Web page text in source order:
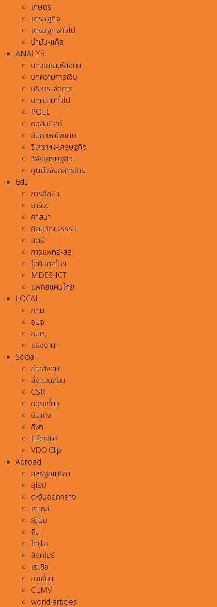
เกษตร
เศรษฐกิจ
เศรษฐกิจทั่วไป
น้ำมัน-แก๊ส
ANALYS
บทวิเคราะห์สังคม
บทความการเงิน
บริหาร-จัดการ
บทความทั่วไป
POLL
คอลัมนิสต์
สัมภาษณ์พิเศษ
วิเคราะห์-เศรษฐกิจ
วิจัยเศรษฐกิจ
ศูนย์วิจัยกสิกรไทย
Edu
การศึกษา
อาชีวะ
ศาสนา
ศิลปวัฒนธรรม
สตรี
การแพทย์-สธ
ไอที-เทคโนฯ
MDES-ICT
แพทย์แผนไทย
LOCAL
กทม.
อบจ.
อบต,
แรงงาน
Social
ข่าวสังคม
สิ่งแวดล้อม
CSR
ท่องเที่ยว
บันเทิง
กีฬา
Lifestile
VDO Clip
Abroad
สหรัฐอเมริกา
ยุโรป
ตะวันออกกลาง
เกาหลี
ญี่ปุ่น
จีน
India
สิงคโปร์
เอเชีย
อาเชี่ยน
CLMV
world articles